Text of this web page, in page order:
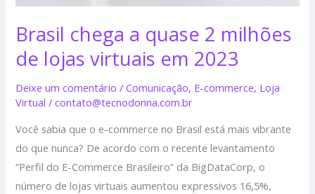
Brasil chega a quase 2 milhões
de lojas virtuais em 2023
Deixe um comentário /Comunicação, E-commerce, Loja
Virtual /contato@tecnodonna.com.br
Você sabia que o e-commerce no Brasil está mais vibrante
do que nunca? De acordo com o recente levantamento
“Perfil do E-Commerce Brasileiro” da BigDataCorp, o
número de lojas virtuais aumentou expressivos 16,5%,